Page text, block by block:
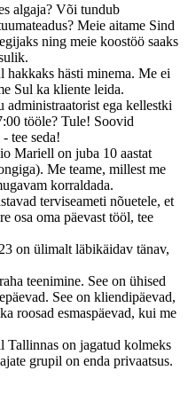
algaja? Või tundub
Meie aitame Sind
ning meie koostöö saaks
hakkaks hästi minema. Me ei
Sul ka kliente leida.
administraatorist ega kellestki
tööle? Tule! Soovid
tee seda!
Mariell on juba 10 aastat
Me teame, millest me
korraldada.
terviseameti nõuetele, et
osa oma päevast tööl, tee
on ülimalt läbikäidav tänav,
teenimine. See on ühised
See on kliendipäevad,
roosad esmaspäevad, kui me
Tallinnas on jagatud kolmeks
grupil on enda privaatsus.